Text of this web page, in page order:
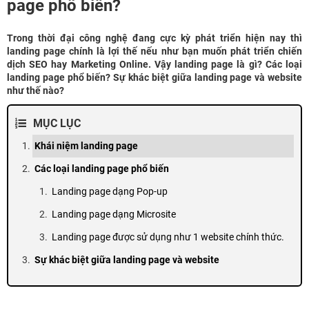
page phổ biến?
Trong thời đại công nghệ đang cực kỳ phát triển hiện nay thì
landing page chính là lợi thế nếu như bạn muốn phát triển chiến
dịch SEO hay Marketing Online. Vậy landing page là gì? Các loại
landing page phổ biến? Sự khác biệt giữa landing page và website
như thế nào?
MỤC LỤC
Khái niệm landing page
Các loại landing page phổ biến
Landing page dạng Pop-up
Landing page dạng Microsite
Landing page được sử dụng như 1 website chính thức.
Sự khác biệt giữa landing page và website